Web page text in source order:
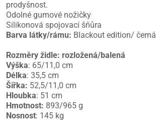
prodyšnost.
Odolné gumové nožičky
Silikonová spojovací šňůra
Barva látky/rámu: Blackout edition/ černá
Rozměry židle: rozložená/balená
Výška: 65/11,0 cm
Délka: 35,5 cm
Šířka: 52,5/11,0 cm
Hloubka: 51 cm
Hmotnost: 893/965 g
Nosnost: 145 kg